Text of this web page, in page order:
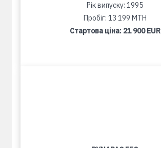
Рік випуску: 1995
Пробіг: 13 199 MTH
Стартова ціна: 21 900 EUR